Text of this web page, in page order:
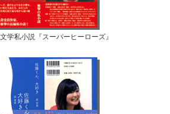
学私小説『スーパーヒーローズ』